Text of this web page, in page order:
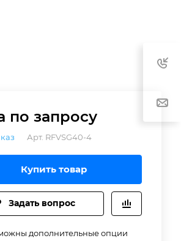
по запросу
Арт. RFVSG40-4
Купить товар
Задать вопрос
дополнительные опции